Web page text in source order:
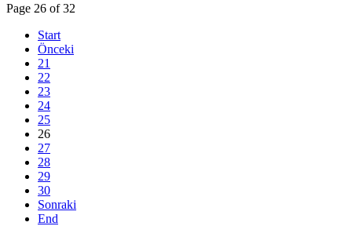
Page 26 of 32
Start
Önceki
21
22
23
24
25
26
27
28
29
30
Sonraki
End